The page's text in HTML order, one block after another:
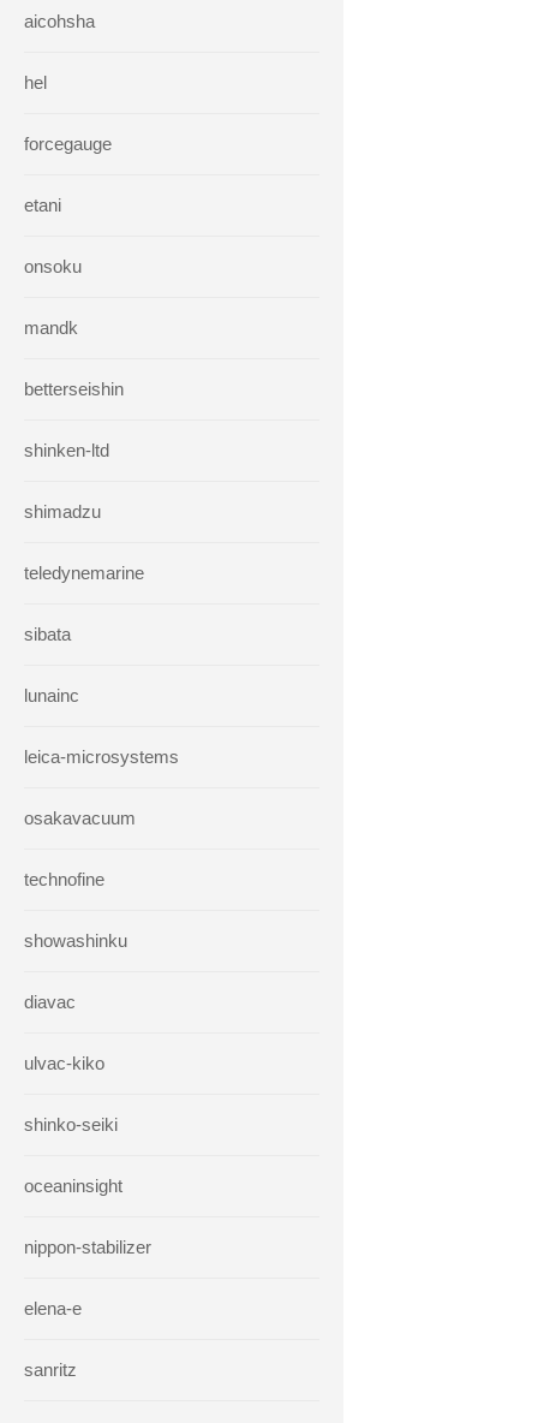
aicohsha
hel
forcegauge
etani
onsoku
mandk
betterseishin
shinken-ltd
shimadzu
teledynemarine
sibata
lunainc
leica-microsystems
osakavacuum
technofine
showashinku
diavac
ulvac-kiko
shinko-seiki
oceaninsight
nippon-stabilizer
elena-e
sanritz